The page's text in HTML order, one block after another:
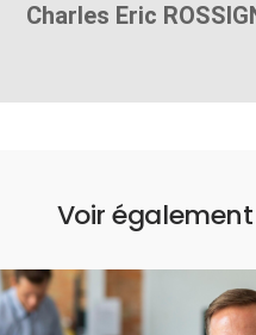
Charles Eric
Voir également